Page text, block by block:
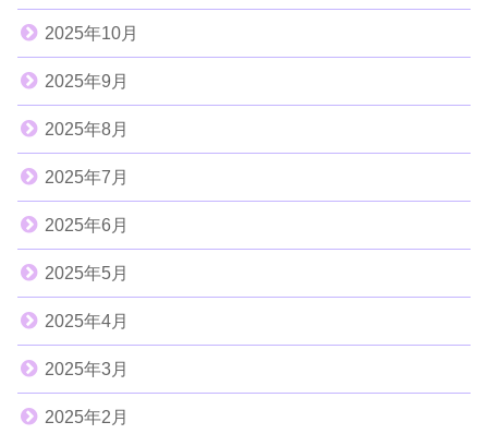
2025年10月
2025年9月
2025年8月
2025年7月
2025年6月
2025年5月
2025年4月
2025年3月
2025年2月